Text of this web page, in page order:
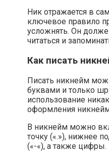
Ник отражается в
ключевое правило
усложнять. Он
читаться и
Как писать
Писать никнейм
буквами и только
использование
оформления
В никнейм можно
точку («.»), нижнее
(«-«), а также цифры.